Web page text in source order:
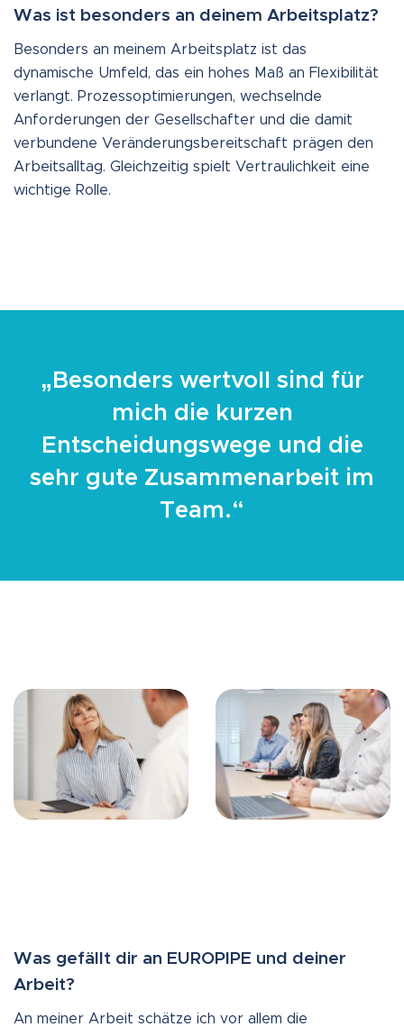
Was ist besonders an deinem Arbeitsplatz?
Besonders an meinem Arbeitsplatz ist das
dynamische Umfeld, das ein hohes Maß an Flexibilität
verlangt. Prozessoptimierungen, wechselnde
Anforderungen der Gesellschafter und die damit
verbundene Veränderungsbereitschaft prägen den
Arbeitsalltag. Gleichzeitig spielt Vertraulichkeit eine
wichtige Rolle.
„Besonders wertvoll sind für
mich die kurzen
Entscheidungswege und die
sehr gute Zusammenarbeit im
Team.“
Was gefällt dir an EUROPIPE und deiner
Arbeit?
An meiner Arbeit schätze ich vor allem die